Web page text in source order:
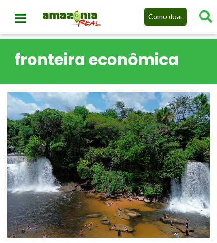
Como doar
fronteira econômica